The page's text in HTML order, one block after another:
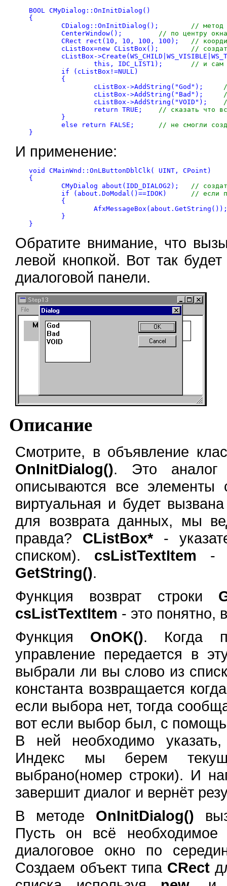
BOOL CMyDialog::OnInitDialog()
{
// метод
// по центру окна
//
//
// и сам
// сказать что
// не смогли
}
И применение:
void CMainWnd::OnLButtonDblClk( UINT, CPoint)
{
//
// если
}
Обратите внимание, что
левой кнопкой. Вот так
диалоговой панели.
Описание
Смотрите, в объявление
OnInitDialog(). Это
описываются все элементы
виртуальная и будет
для возврата данных, мы
правда? CListBox*-
списком). csListTextItem -
GetString().
Функция возврат строки
csListTextItem - это понятно,
Функция OnOK(). Когда
управление передается в
выбрали ли вы слово из
константа возвращается
если выбора нет, тогда
вот если выбор был, с
В ней необходимо
Индекс мы берем
выбрано(номер строки). И
завершит диалог и вернёт
В методе OnInitDialog()
Пусть он всё
диалоговое окно по
Создаем объект типа CRect